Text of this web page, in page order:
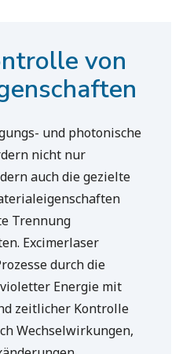
von
und photonische
nicht nur
auch die gezielte
Trennung
Excimerlaser
durch die
Energie mit
zeitlicher Kontrolle
Wechselwirkungen,